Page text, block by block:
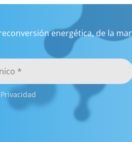
energética, de la